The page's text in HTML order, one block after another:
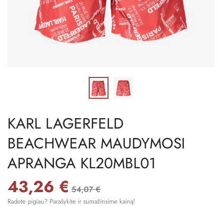
KARL LAGERFELD
BEACHWEAR MAUDYMOSI
APRANGA KL20MBL01
43,26 € 54,07 €
Radote pigiau? Parašykite ir sumažinsime kainą!